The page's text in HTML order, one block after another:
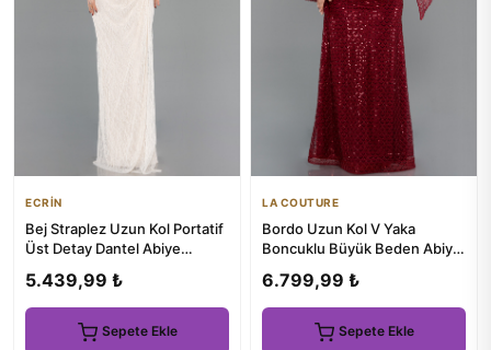
ECRİN
Bej Straplez Uzun Kol Portatif
Üst Detay Dantel Abiye
5.439,99 ₺
Sepete Ekle
LA COUTURE
Bordo Uzun Kol V Yaka
Boncuklu Büyük Beden Abiye
6.799,99 ₺
Sepete Ekle